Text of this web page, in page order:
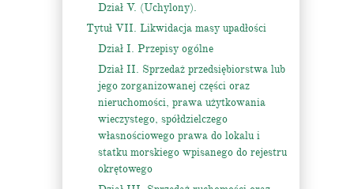
Dział V. (Uchylony).
Tytuł VII. Likwidacja masy upadłości
Dział I. Przepisy ogólne
Dział II. Sprzedaż przedsiębiorstwa lub
jego zorganizowanej części oraz
nieruchomości, prawa użytkowania
wieczystego, spółdzielczego
własnościowego prawa do lokalu i
statku morskiego wpisanego do rejestru
okrętowego